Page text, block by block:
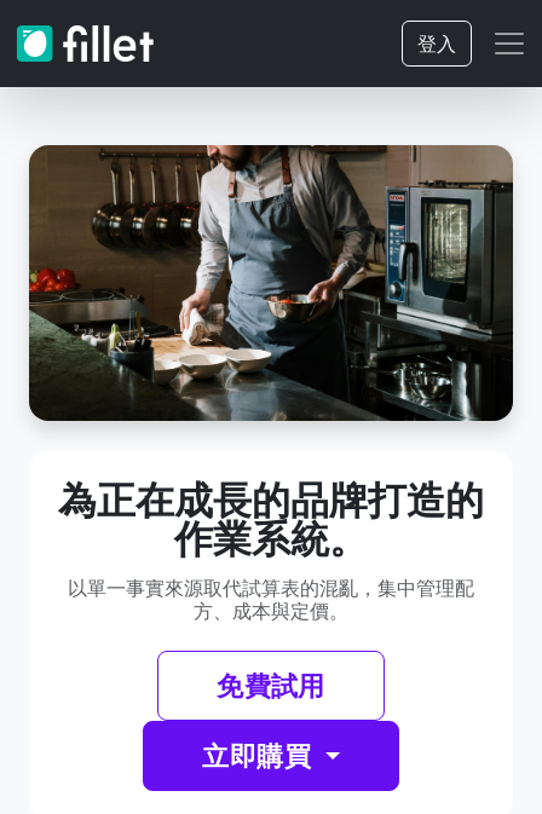
登入
為正在成長的品牌打造的
作業系統。
以單一事實來源取代試算表的混亂，集中管理配
方、成本與定價。
免費試用
立即購買